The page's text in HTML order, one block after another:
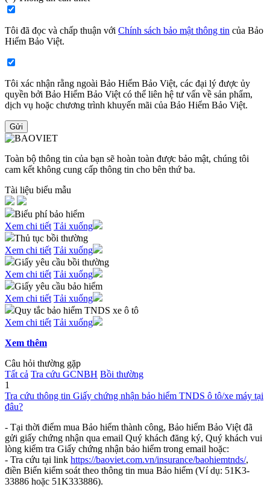
Tôi đã đọc và chấp thuận với Chính sách bảo mật thông tin của Bảo
Hiểm Bảo Việt​.
Tôi xác nhận rằng ngoài Bảo Hiểm Bảo Việt, các đại lý được ủy
quyền bởi Bảo Hiểm Bảo Việt có thể liên hệ tư vấn về sản phẩm,
dịch vụ hoặc chương trình khuyến mãi của Bảo Hiểm Bảo Việt​.
Gửi
Toàn bộ thông tin của bạn sẽ hoàn toàn được bảo mật, chúng tôi
cam kết không cung cấp thông tin cho bên thứ ba.
Tài liệu biểu mẫu
Biểu phí bảo hiểm
Xem chi tiết Tải xuống
Thủ tục bồi thường
Xem chi tiết Tải xuống
Giấy yêu cầu bồi thường
Xem chi tiết Tải xuống
Giấy yêu cầu bảo hiểm
Xem chi tiết Tải xuống
Quy tắc bảo hiểm TNDS xe ô tô
Xem chi tiết Tải xuống
Xem thêm
Câu hỏi thường gặp
Tất cả Tra cứu GCNBH Bồi thường
1
Tra cứu thông tin Giấy chứng nhận bảo hiểm TNDS ô tô/xe máy tại
đâu?
- Tại thời điểm mua Bảo hiểm thành công, Bảo hiểm Bảo Việt đã
gửi giấy chứng nhận qua email Quý khách đăng ký, Quý khách vui
lòng kiểm tra Giấy chứng nhận bảo hiểm trong email hoặc:
- Tra cứu tại link https://baoviet.com.vn/insurance/baohiemtnds/,
điền Biển kiểm soát theo thông tin mua Bảo hiểm (Ví dụ: 51K3-
33886 hoặc 51K333886).